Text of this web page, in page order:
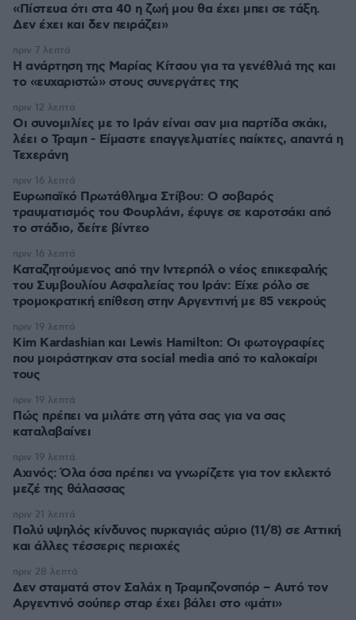
«Πίστευα ότι στα 40 η ζωή μου θα έχει μπει σε τάξη.
Δεν έχει και δεν πειράζει»
Η ανάρτηση της Μαρίας Κίτσου για τα γενέθλιά της και
το «ευχαριστώ» στους συνεργάτες της
πριν 7 λεπτά
Οι συνομιλίες με το Ιράν είναι σαν μια παρτίδα σκάκι,
λέει ο Τραμπ - Είμαστε επαγγελματίες παίκτες, απαντά η
Τεχεράνη
πριν 12 λεπτά
Ευρωπαϊκό Πρωτάθλημα Στίβου: Ο σοβαρός
τραυματισμός του Φουρλάνι, έφυγε σε καροτσάκι από
το στάδιο, δείτε βίντεο
πριν 16 λεπτά
Καταζητούμενος από την Ιντερπόλ ο νέος επικεφαλής
του Συμβουλίου Ασφαλείας του Ιράν: Είχε ρόλο σε
τρομοκρατική επίθεση στην Αργεντινή με 85 νεκρούς
πριν 16 λεπτά
Kim Kardashian και Lewis Hamilton: Οι φωτογραφίες
που μοιράστηκαν στα social media από το καλοκαίρι
τους
πριν 19 λεπτά
Πώς πρέπει να μιλάτε στη γάτα σας για να σας
καταλαβαίνει
πριν 19 λεπτά
Αχινός: Όλα όσα πρέπει να γνωρίζετε για τον εκλεκτό
μεζέ της θάλασσας
πριν 19 λεπτά
Πολύ υψηλός κίνδυνος πυρκαγιάς αύριο (11/8) σε Αττική
και άλλες τέσσερις περιοχές
πριν 21 λεπτά
Δεν σταματά στον Σαλάχ η Τραμπζονσπόρ – Αυτό τον
Αργεντινό σούπερ σταρ έχει βάλει στο «μάτι»
πριν 28 λεπτά